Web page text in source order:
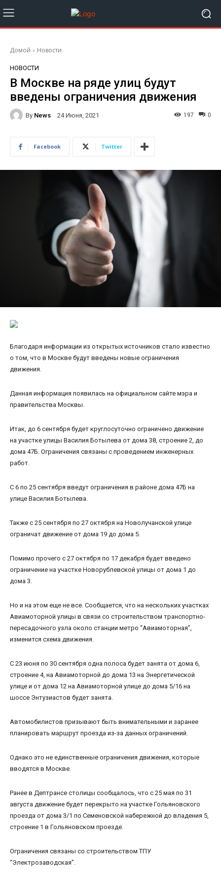
Домой Новости
НОВОСТИ
В Москве на ряде улиц будут
введены ограничения движения
By News 24 Июня, 2021 0
197
Facebook Twitter
Благодаря информации из открытых источников стало известно
о том, что в Москве будут введены новые ограничения
движения.
Данная информация появилась на официальном сайте мэра и
правительства Москвы.
Итак, до 6 сентября будет круглосуточно ограничено движение
на участке улицы Василия Ботылева от дома 38, строение 2, до
дома 47Б. Ограничения связаны с проведением инженерных
работ.
С 6 по 25 сентября введут ограничения в районе дома 47Б на
улице Василия Ботылева.
Также с 25 сентября по 27 октября на Новолучанской улице
ограничат движение от дома 19 до дома 5.
Помимо прочего с 27 октября по 17 декабря будет введено
ограничение на участке Новорублевской улицы от дома 1 до
дома 3.
Но и на этом еще не все. Сообщается, что на нескольких участках
Авиамоторной улицы в связи со строительством транспортно-
пересадочного узла около станции метро “Авиамоторная”,
изменится схема движения.
С 23 июня по 30 сентября одна полоса будет занята от дома 6,
строение 4, на Авиамоторной до дома 13 на Энергетической
улице и от дома 12 на Авиамоторной улице до дома 5/16 на
шоссе Энтузиастов будет занята.
Автомобилистов призывают быть внимательными и заранее
планировать маршрут проезда из-за данных ограничений.
Однако это не единственные ограничения движения, которые
вводятся в Москве.
Ранее в Дептрансе столицы сообщалось, что с 25 мая по 31
августа движение будет перекрыто на участке Гольяновского
проезда от дома 3/1 по Семеновской набережной до владения 5,
строение 1 в Гольяновском проезде.
Ограничения связаны со строительством ТПУ
“Электрозаводская”.